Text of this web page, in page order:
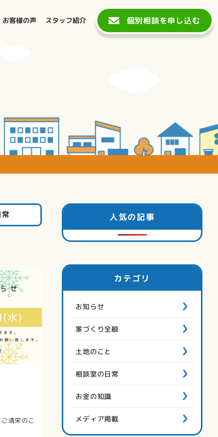
お客様の声 スタッフ紹介 個別相談を申し込む
清栄のこ
人気の記事
カテゴリ
お知らせ
家づくり全般
土地のこと
相談室の日常
お金の知識
メディア掲載